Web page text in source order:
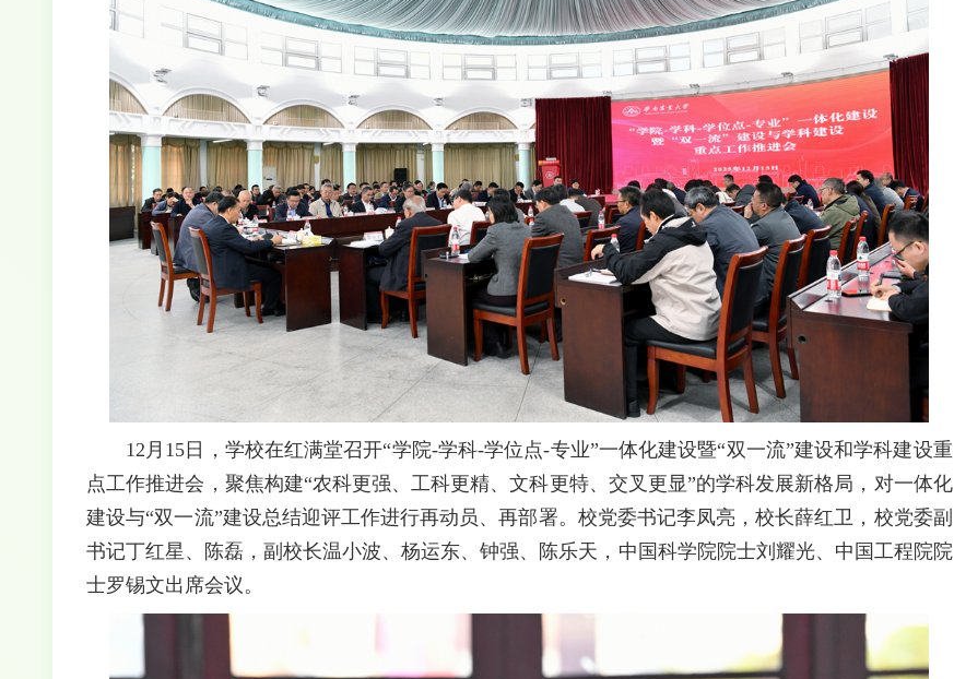
12月15日，学校在红满堂召开“学院-学科-学位点-专业”一体化建设暨“双一流”建设和学科建设重
点工作推进会，聚焦构建“农科更强、工科更精、文科更特、交叉更显”的学科发展新格局，对一体化
建设与“双一流”建设总结迎评工作进行再动员、再部署。校党委书记李凤亮，校长薛红卫，校党委副
书记丁红星、陈磊，副校长温小波、杨运东、钟强、陈乐天，中国科学院院士刘耀光、中国工程院院
士罗锡文出席会议。